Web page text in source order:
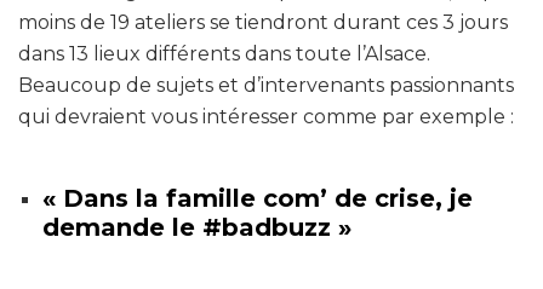
moins de 19 ateliers se tiendront durant ces 3 jours
dans 13 lieux différents dans toute l’Alsace.
Beaucoup de sujets et d’intervenants passionnants
qui devraient vous intéresser comme par exemple :
« Dans la famille com’ de crise, je
demande le #badbuzz »